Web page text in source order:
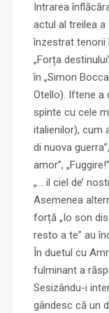
Intrarea
actul al treilea
înzestrat tenorii
„Forța
în „Simon
Otello). Iftene a
spinte cu cele
italienilor), cum
di nuova
amor”,
„… il ciel de’
Asemenea
forță „Io son
resto a te” au
În duetul cu
fulminant a
Sesizându-i
gândesc că un